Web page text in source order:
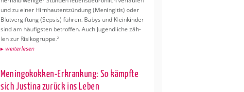
und zu einer Hirn­haut­ent­zün­dung (Me­nin­gi­tis) oder
Blut­ver­gif­tung (Sep­sis) füh­ren. Babys und Klein­kin­der
sind am häu­figs­ten be­trof­fen. Auch Ju­gend­li­che zäh­
len zur Ri­si­ko­grup­pe.²
wei­ter­le­sen
Me­nin­go­kok­ken-Er­kran­kung: So kämpf­te
sich Jus­ti­na zu­rück ins Leben